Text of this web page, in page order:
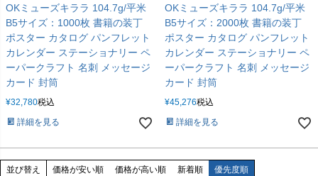
OKミューズキララ 104.7g/平米
B5サイズ：1000枚 書籍の装丁
ポスター カタログ パンフレット
カレンダー ステーショナリー ペ
ーパークラフト 名刺 メッセージ
カード 封筒
¥32,780税込
詳細を見る
OKミューズキララ 104.7g/平米
B5サイズ：2000枚 書籍の装丁
ポスター カタログ パンフレット
カレンダー ステーショナリー ペ
ーパークラフト 名刺 メッセージ
カード 封筒
¥45,276税込
詳細を見る
並び替え 価格が安い順 価格が高い順 新着順 優先度順